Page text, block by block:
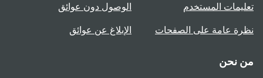
تعليمات المستخدم
نظرة عامة على الصفحات
الوصول دون عوائق
الإبلاغ عن عوائق
من نحن